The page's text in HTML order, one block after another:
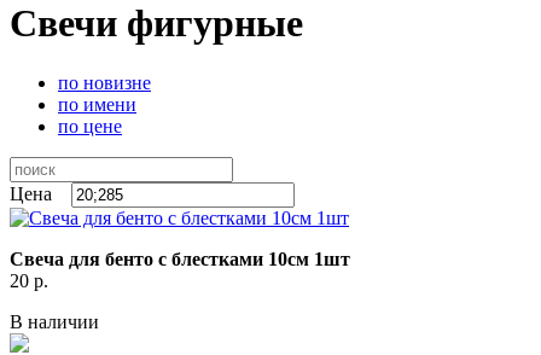
Свечи фигурные
по новизне
по имени
по цене
Цена
Свеча для бенто с блестками 10см 1шт
20 р.
В наличии